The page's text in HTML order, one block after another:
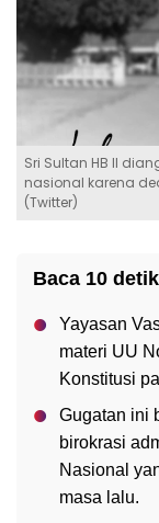
Sri Sultan HB II
nasional karena
(Twitter)
Baca 10 detik
Yayasan
materi UU
Konstitusi
Gugatan ini
birokrasi
Nasional
masa lalu.